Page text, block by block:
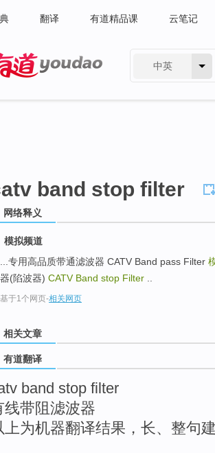
翻译 有道精品课 云笔记
中英
band stop filter
网络释义
模拟频道
...专用高品质带通滤波器 CATV Band pass Filter
器(陷波器) CATV Band stop Filter
基于1个网页-相关网页
相关文章
有道翻译
band stop filter
线带阻滤波器
上为机器翻译结果，长、整句